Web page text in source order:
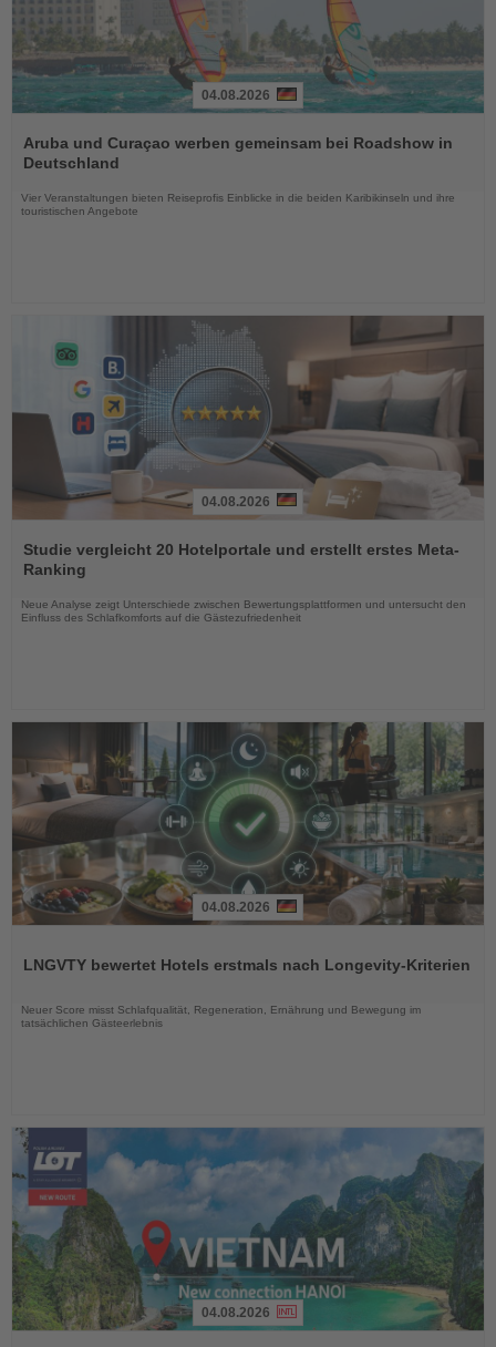
Sie
die
04.08.2026
Aruba und Curaçao werben gemeinsam bei Roadshow in
Deutschland
Vier Veranstaltungen bieten Reiseprofis Einblicke in die beiden Karibikinseln und ihre
touristischen Angebote
Sie
die
Nachrichten
04.08.2026
Studie vergleicht 20 Hotelportale und erstellt erstes Meta-
Ranking
Neue Analyse zeigt Unterschiede zwischen Bewertungsplattformen und untersucht den
Einfluss des Schlafkomforts auf die Gästezufriedenheit
die
04.08.2026
LNGVTY bewertet Hotels erstmals nach Longevity-Kriterien
Neuer Score misst Schlafqualität, Regeneration, Ernährung und Bewegung im
tatsächlichen Gästeerlebnis
04.08.2026